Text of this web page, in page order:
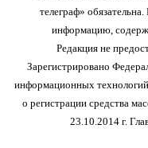
телеграф»
информацию,
Редакция не
Зарегистрировано
информационных
о регистрации средства
23.10.2014 г.